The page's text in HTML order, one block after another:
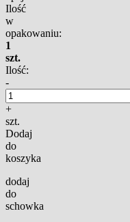
Ilość
w
opakowaniu:
1
szt.
Ilość:
-
+
szt.
Dodaj
do
koszyka
dodaj
do
schowka